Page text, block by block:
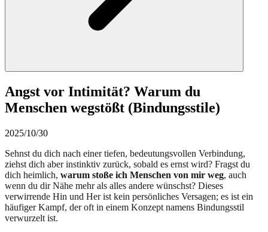
Angst vor Intimität? Warum du
Menschen wegstößt (Bindungsstile)
2025/10/30
Sehnst du dich nach einer tiefen, bedeutungsvollen Verbindung,
ziehst dich aber instinktiv zurück, sobald es ernst wird? Fragst du
dich heimlich, warum stoße ich Menschen von mir weg, auch
wenn du dir Nähe mehr als alles andere wünschst? Dieses
verwirrende Hin und Her ist kein persönliches Versagen; es ist ein
häufiger Kampf, der oft in einem Konzept namens Bindungsstil
verwurzelt ist.